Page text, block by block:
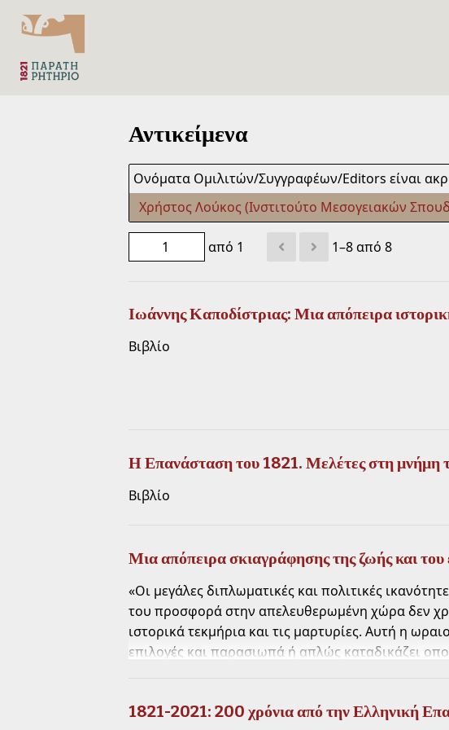
Αντικείμενα
Ονόματα Ομιλιτών/Συγγραφέων/Editors είναι
Χρήστος Λούκος (Ινστιτούτο Μεσογειακών
από 1 1–8 από 8
Ιωάννης Καποδίστριας: Μια απόπειρα
Βιβλίο
Η Επανάσταση του 1821. Μελέτες στη μνήμη
Βιβλίο
Μια απόπειρα σκιαγράφησης της ζωής και
«Οι μεγάλες διπλωματικές και πολιτικές
του προσφορά στην απελευθερωμένη χώρα δεν
ιστορικά τεκμήρια και τις μαρτυρίες. Αυτή η
επιλογές και παρασιωπά ή απλώς καταδικάζει
τη ζωή και το έργο του Καποδίστρια: - Πως
1821-2021: 200 χρόνια από την Ελληνική